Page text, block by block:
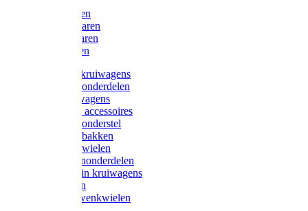
Snoeischaren
Heggenscharen
Takkenscharen
Snoeimessen
Landbouwkruiwagens
Kruiwagenonderdelen
Bouwkruiwagens
Kruiwagen accessoires
Kruiwagenonderstel
Kruiwagenbakken
Kruiwagenwielen
Steekwagenonderdelen
Huis en Tuin kruiwagens
Steekwagen
Bok- en Zwenkwielen